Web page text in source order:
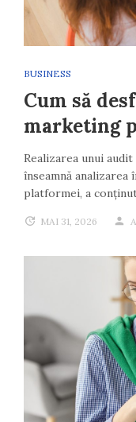
BUSINESS
Cum să
marketing
Realizarea unui
înseamnă
platformei, a
MAI 31, 2026